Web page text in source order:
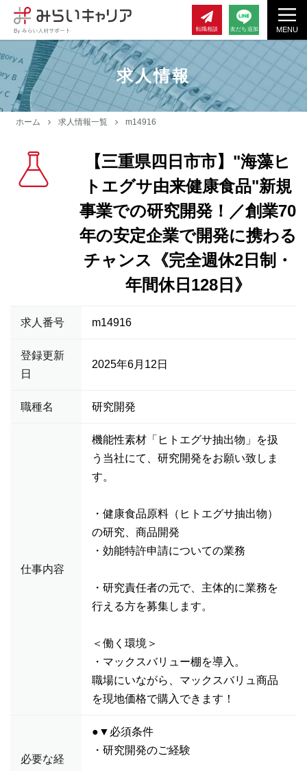
MENU
転職相談 友だち追加
求人情報
ホーム 求人情報一覧 m14916
【三重県四日市市】"海藻ヒ
トエグサ由来健康食品"新規
事業での研究開発！／創業70
年の安定企業で開発に携わる
チャンス《完全週休2日制・
年間休日128日》
求人番号 m14916
登録更新
日
2025年6月12日
職種名 研究開発
仕事内容
機能性素材「ヒトエグサ抽出物」を扱
う当社にて、研究開発をお願い致しま
す。
・健康食品原料（ヒトエグサ抽出物）
の研究、商品開発
・効能特許申請についての業務
・研究責任者の元で、主体的に業務を
行える方を募集します。
＜働く環境＞
・マックスバリュー棚を導入。
職場にいながら、マックスバリュ商品
を現地価格で購入できます！
必要な経
●▼必須条件
・研究開発のご経験